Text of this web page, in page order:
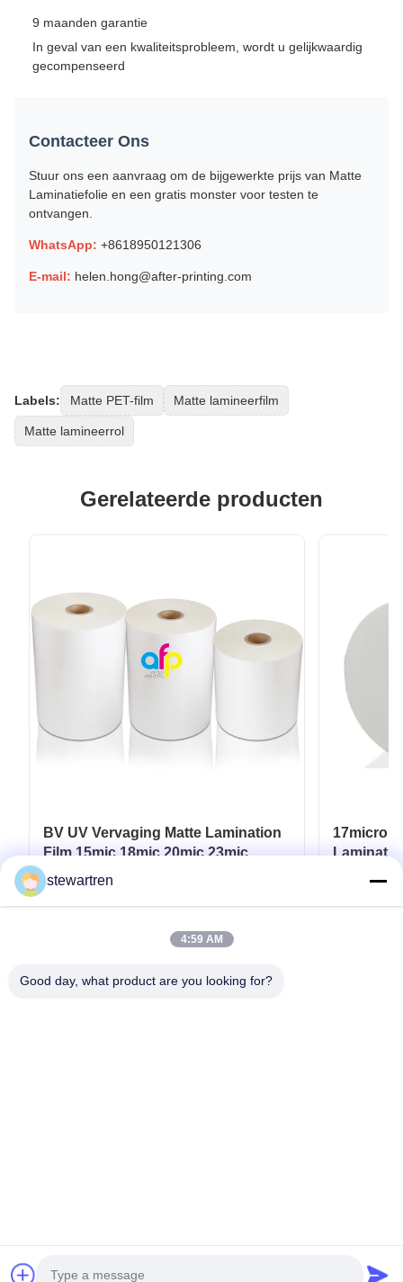
9 maanden garantie
In geval van een kwaliteitsprobleem, wordt u gelijkwaardig
gecompenseerd
Contacteer Ons
Stuur ons een aanvraag om de bijgewerkte prijs van Matte
Laminatiefolie en een gratis monster voor testen te
ontvangen.
WhatsApp: +8618950121306
E-mail: helen.hong@after-printing.com
Labels: Matte PET-film Matte lamineerfilm
Matte lamineerrol
Gerelateerde producten
BV UV Vervaging Matte Lamination
Film 15mic 18mic 20mic 23mic
25mic
17micron
UV / Hot
stewartren
4:59 AM
Good day, what product are you looking for?